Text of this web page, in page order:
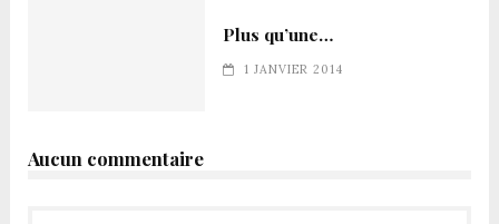
Plus qu’une…
1 JANVIER 2014
Aucun commentaire